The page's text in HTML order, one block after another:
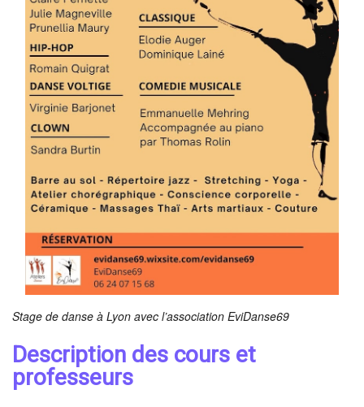
Stage de danse à Lyon avec l’association EviDanse69
Description des cours et
professeurs